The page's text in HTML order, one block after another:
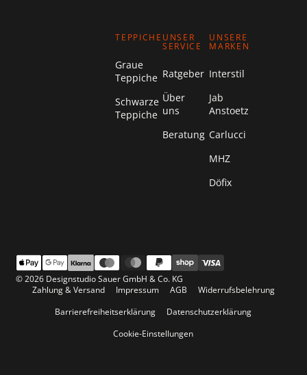
TEPPICHE
Graue
Teppiche
Schwarze
Teppiche
UNSER
SERVICE
Ratgeber
Über
uns
Beratung
UNSERE
MARKEN
Interstil
Jab
Anstoetz
Carlucci
MHZ
Döfix
© 2026 Designstudio Sauer GmbH & Co. KG
Zahlung & Versand
Impressum AGB
Widerrufsbelehrung
Barrierefreiheitserklärung
Datenschutzerklärung
Cookie-Einstellungen